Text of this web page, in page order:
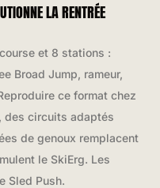
LA RENTRÉE
et 8 stations :
Broad Jump, rameur,
ce format chez
des circuits adaptés
de genoux remplacent
le SkiErg. Les
Sled Push.